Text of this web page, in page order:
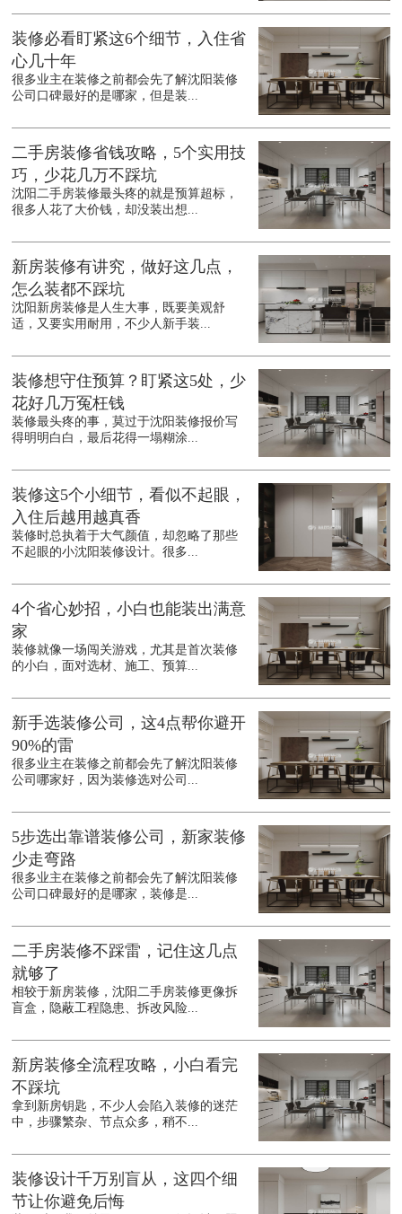
装修必看盯紧这6个细节，入住省
心几十年
很多业主在装修之前都会先了解沈阳装修
公司口碑最好的是哪家，但是装...
二手房装修省钱攻略，5个实用技
巧，少花几万不踩坑
沈阳二手房装修最头疼的就是预算超标，
很多人花了大价钱，却没装出想...
新房装修有讲究，做好这几点，
怎么装都不踩坑
沈阳新房装修是人生大事，既要美观舒
适，又要实用耐用，不少人新手装...
装修想守住预算？盯紧这5处，少
花好几万冤枉钱
装修最头疼的事，莫过于沈阳装修报价写
得明明白白，最后花得一塌糊涂...
装修这5个小细节，看似不起眼，
入住后越用越真香
装修时总执着于大气颜值，却忽略了那些
不起眼的小沈阳装修设计。很多...
4个省心妙招，小白也能装出满意
家
装修就像一场闯关游戏，尤其是首次装修
的小白，面对选材、施工、预算...
新手选装修公司，这4点帮你避开
90%的雷
很多业主在装修之前都会先了解沈阳装修
公司哪家好，因为装修选对公司...
5步选出靠谱装修公司，新家装修
少走弯路
很多业主在装修之前都会先了解沈阳装修
公司口碑最好的是哪家，装修是...
二手房装修不踩雷，记住这几点
就够了
相较于新房装修，沈阳二手房装修更像拆
盲盒，隐蔽工程隐患、拆改风险...
新房装修全流程攻略，小白看完
不踩坑
拿到新房钥匙，不少人会陷入装修的迷茫
中，步骤繁杂、节点众多，稍不...
装修设计千万别盲从，这四个细
节让你避免后悔